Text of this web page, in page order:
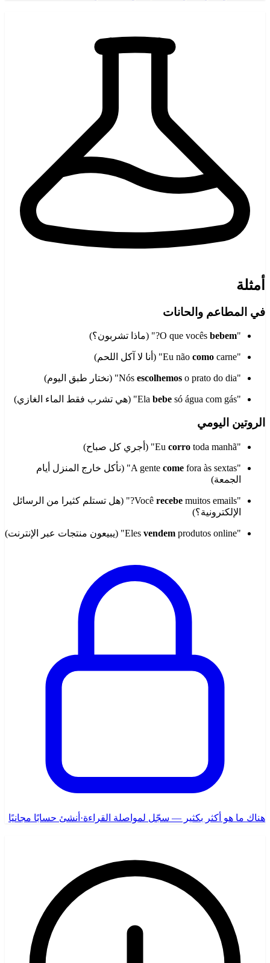
أمثلة
في المطاعم والحانات
"O que vocês
bebem ?" (ماذا تشربون؟)
"Eu não
como carne" (أنا لا آكل اللحم)
"Nós
escolhemos o prato do dia" (نختار طبق اليوم)
"Ela
bebe só água com gás" (هي تشرب فقط الماء الغازي)
الروتين اليومي
"Eu
corro toda manhã" (أجري كل صباح)
"A gente
come
fora às sextas" (نأكل خارج المنزل أيام
الجمعة)
"Você
recebe
muitos emails?" (هل تستلم كثيرا من الرسائل
الإلكترونية؟)
"Eles
vendem produtos online" (يبيعون منتجات عبر الإنترنت)
هناك ما هو أكثر بكثير — سجّل لمواصلة القراءة· أنشئ حسابًا مجانيًا